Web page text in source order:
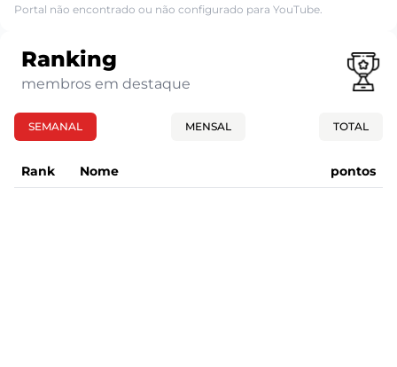
Portal não encontrado ou não configurado para YouTube.
Ranking
membros em destaque
SEMANAL MENSAL TOTAL
Rank Nome pontos